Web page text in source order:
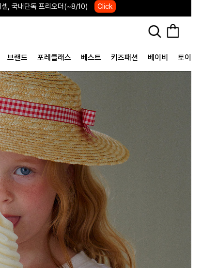
포레포레 7주년 행사 Click
브랜드 포레클래스 베스트 키즈패션 베이비 토이&굿즈